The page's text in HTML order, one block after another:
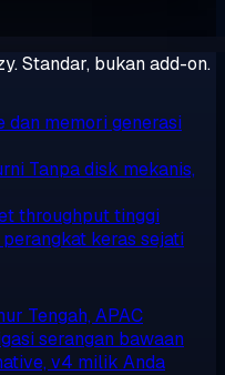
Standar, bukan add-on.
dan memori generasi
Tanpa disk mekanis,
throughput tinggi
keras sejati
Tengah, APAC
serangan bawaan
v4 milik Anda